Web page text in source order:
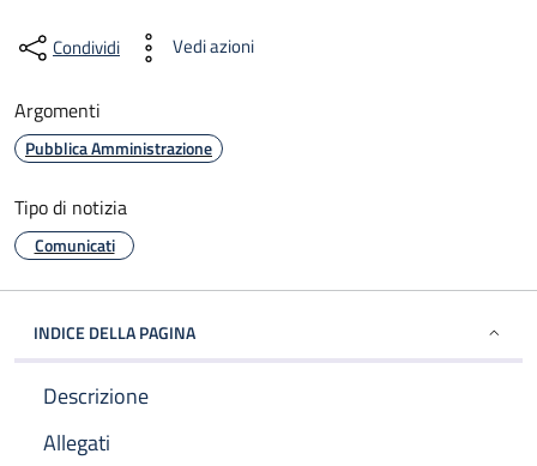
Condividi Vedi azioni
Argomenti
Pubblica Amministrazione
Tipo di notizia
Comunicati
INDICE DELLA PAGINA
Descrizione
Allegati